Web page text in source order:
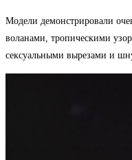
Модели демонстрировали
воланами, тропическими
сексуальными вырезами и